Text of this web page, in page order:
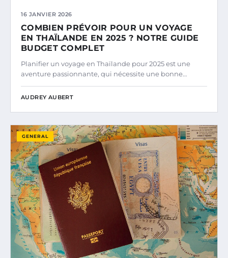
16 JANVIER 2026
COMBIEN PRÉVOIR POUR UN VOYAGE
EN THAÏLANDE EN 2025 ? NOTRE GUIDE
BUDGET COMPLET
Planifier un voyage en Thaïlande pour 2025 est une
aventure passionnante, qui nécessite une bonne…
AUDREY AUBERT
GENERAL